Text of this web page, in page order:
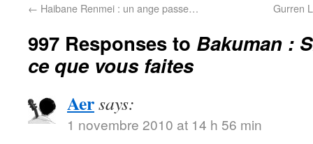
← Haibane Renmei : un ange passe… Gurren
997 Responses to Bakuman :
ce que vous faites
Aersays:
1 novembre 2010 at 14 h 56 min